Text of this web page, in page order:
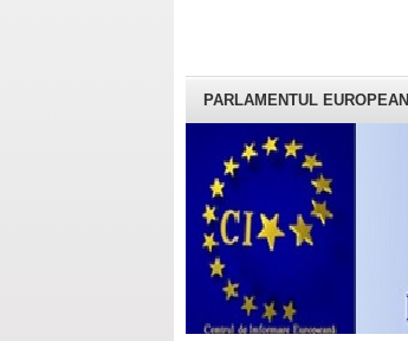
PARLAMENTUL EUROPEAN